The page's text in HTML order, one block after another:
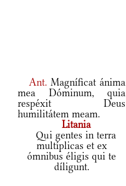
Ant. Magníficat ánima
mea Dóminum, quia
respéxit Deus
humilitátem meam.
Litania
Qui gentes in terra
multíplicas et ex
ómnibus éligis qui te
díligunt.